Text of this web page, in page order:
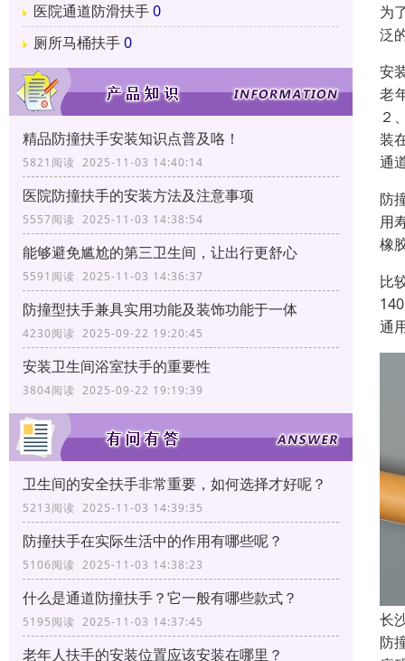
医院通道防滑扶手0
厕所马桶扶手0
精品防撞扶手安装知识点普及咯！
5821阅读 2025-11-03 14:40:14
医院防撞扶手的安装方法及注意事项
5557阅读 2025-11-03 14:38:54
能够避免尴尬的第三卫生间，让出行更舒心
5591阅读 2025-11-03 14:36:37
防撞型扶手兼具实用功能及装饰功能于一体
4230阅读 2025-09-22 19:20:45
安装卫生间浴室扶手的重要性
3804阅读 2025-09-22 19:19:39
卫生间的安全扶手非常重要，如何选择才好呢？
5213阅读 2025-11-03 14:39:35
防撞扶手在实际生活中的作用有哪些呢？
5106阅读 2025-11-03 14:38:23
什么是通道防撞扶手？它一般有哪些款式？
5195阅读 2025-11-03 14:37:45
老年人扶手的安装位置应该安装在哪里？
为
泛
安
老
２
装
通
防
用
橡
比
通
长
防